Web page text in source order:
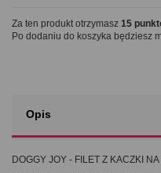
Za ten produkt otrzymasz 15
Po dodaniu do koszyka będziesz
Opis
DOGGY JOY - FILET Z KACZKI